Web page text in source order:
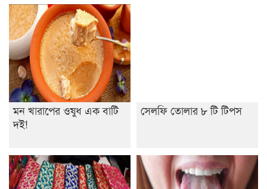
রাজশাহী কলেজের শিক্ষার্থী শাখাওয়াত পেলেন স্টার এক্সিলেন্স
অ্যাওয়ার্ড
বিশ্ব নদী বিবস উপলক্ষে নদী সুরক্ষায় নাওযাত্রা
খেলার মাঠে বানানো হয়েছে গর্ত ঝুঁকিতে আষাড়িয়াদহর দুই
বিদ্যালয়
ইসলামের ইতিহাস ও সংস্কৃতি বিভাগের লাইট হাউজ ক্লাবের
নেতৃত্ব ইসতিয়াক-মাহফুজ
ডাকসুতে শিবিরের নিরঙ্কুশ জয়
রাজশাহীতে ট্রাকচাপায় ভ্যানচালক নিহত
মন খারাপের ওষুধ এক বাটি
দই!
সেলফি তোলার ৮ টি টিপস